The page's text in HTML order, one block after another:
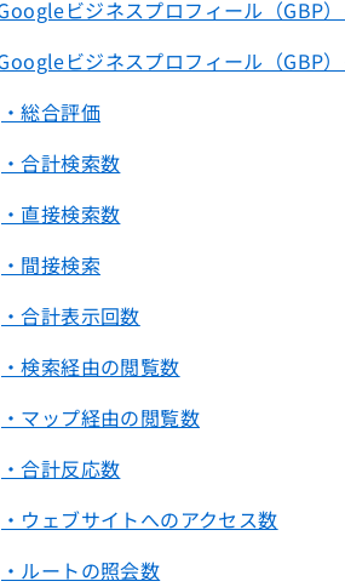
ビジネスプロフィール（GBP
ビジネスプロフィール（GBP
・総合評価
・合計検索数
・直接検索数
・間接検索
・合計表示回数
・検索経由の閲覧数
・マップ経由の閲覧数
・合計反応数
・ウェブサイトへのアクセス数
・ルートの照会数